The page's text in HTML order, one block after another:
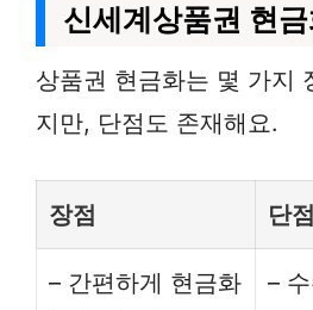
신세계상품권 현
상품권 현금화는 몇 가지
지만, 단점도 존재해요.
장점 단점
– 간편하게 현금화
–